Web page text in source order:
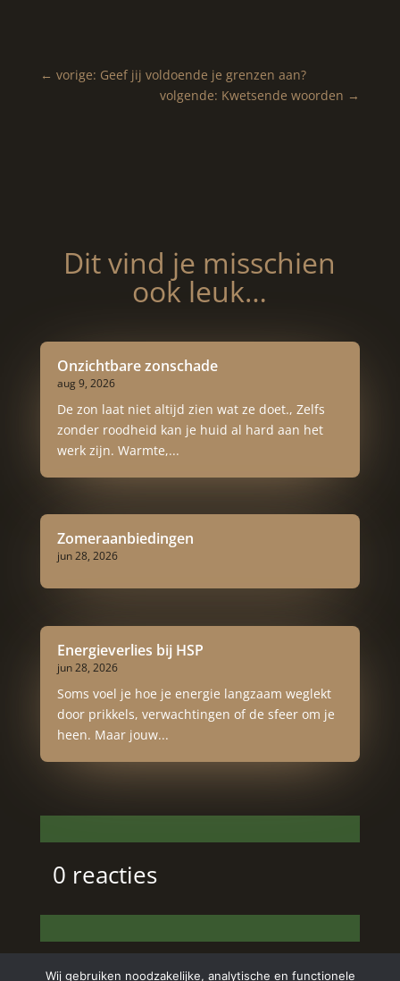
← vorige: Geef jij voldoende je grenzen aan?
volgende: Kwetsende woorden →
Dit vind je misschien
ook leuk…
Onzichtbare zonschade
aug 9, 2026
De zon laat niet altijd zien wat ze doet., Zelfs
zonder roodheid kan je huid al hard aan het
werk zijn. Warmte,...
Zomeraanbiedingen
jun 28, 2026
Energieverlies bij HSP
jun 28, 2026
Soms voel je hoe je energie langzaam weglekt
door prikkels, verwachtingen of de sfeer om je
heen. Maar jouw...
0 reacties
Wij gebruiken noodzakelijke, analytische en functionele